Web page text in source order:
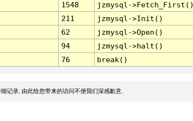
1548
jzmysql-
211
jzmysql->Init()
62
jzmysql->Open()
94
jzmysql->halt()
76 break()
记录, 由此给您带来的访问不便我们深感歉意.